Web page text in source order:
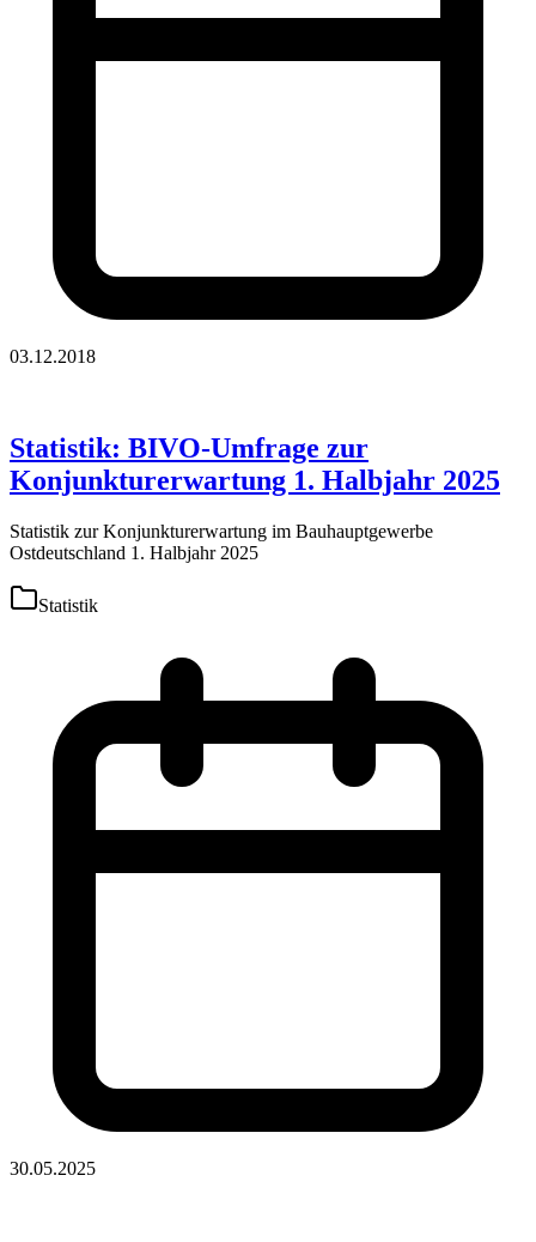
03.12.2018
Statistik: BIVO-Umfrage zur
Konjunkturerwartung 1. Halbjahr 2025
Statistik zur Konjunkturerwartung im Bauhauptgewerbe
Ostdeutschland 1. Halbjahr 2025
Statistik
30.05.2025